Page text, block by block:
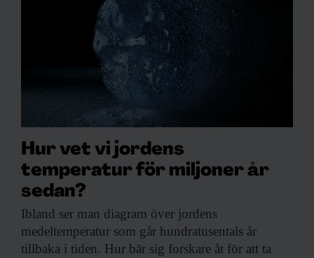
Hur vet vi jordens
temperatur för miljoner år
sedan?
Ibland ser man diagram över jordens
medeltemperatur som går hundratusentals år
tillbaka i tiden. Hur bär sig forskare åt för att ta